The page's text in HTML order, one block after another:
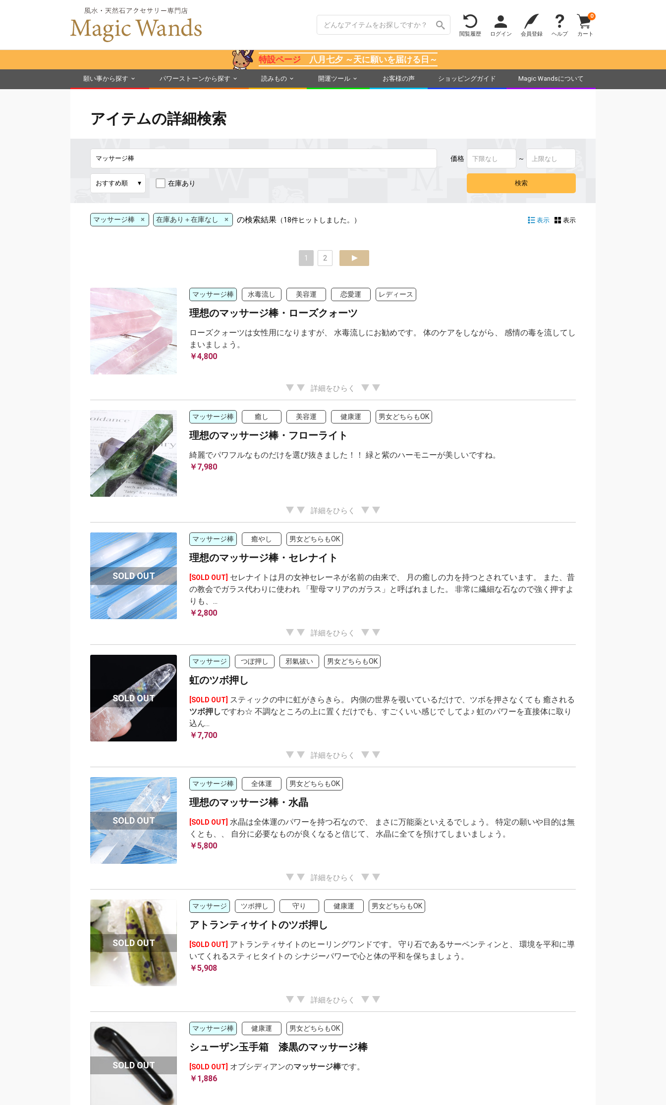
閲覧履歴 ログイン 会員登録 ヘルプ カート
0
特設ページ 八月七夕 ～天に願いを届ける日～
願い事から探す パワーストーンから探す 読みもの 開運ツール お客様の声 ショッピングガイド Magic Wandsについて
アイテムの詳細検索
価格 ～
在庫あり
マッサージ棒 × 在庫あり＋在庫なし × の検索結果 （18件ヒットしました。） 表示 表示
1 2 next
マッサージ棒 水毒流し 美容運 恋愛運 レディース
理想のマッサージ棒・ローズクォーツ
ローズクォーツは女性用になりますが、 水毒流しにお勧めです。 体のケアをしながら、 感情の毒を流してし
まいましょう。
￥4,800
詳細をひらく
マッサージ棒 癒し 美容運 健康運 男女どちらもOK
理想のマッサージ棒・フローライト
綺麗でパワフルなものだけを選び抜きました！！ 緑と紫のハーモニーが美しいですね。
￥7,980
詳細をひらく
マッサージ棒 癒やし 男女どちらもOK
理想のマッサージ棒・セレナイト
[SOLD OUT]
セレナイトは月の女神セレーネが名前の由来で、 月の癒しの力を持つとされています。 また、昔
の教会でガラス代わりに使われ 「聖母マリアのガラス」と呼ばれました。 非常に繊細な石なので強く押すよ
りも、...
￥2,800
詳細をひらく
マッサージ つぼ押し 邪氣祓い 男女どちらもOK
虹のツボ押し
[SOLD OUT]
スティックの中に虹がきらきら。 内側の世界を覗いているだけで、ツボを押さなくても 癒される
ツボ押しですわ☆ 不調なところの上に置くだけでも、すごくいい感じで してよ♪ 虹のパワーを直接体に取り
込ん...
￥7,700
詳細をひらく
マッサージ棒 全体運 男女どちらもOK
理想のマッサージ棒・水晶
[SOLD OUT] 水晶は全体運のパワーを持つ石なので、 まさに万能薬といえるでしょう。 特定の願いや目的は無
くとも、、 自分に必要なものが良くなると信じて、 水晶に全てを預けてしまいましょう。
￥5,800
詳細をひらく
マッサージ ツボ押し 守り 健康運 男女どちらもOK
アトランティサイトのツボ押し
[SOLD OUT]
アトランティサイトのヒーリングワンドです。 守り石であるサーペンティンと、 環境を平和に導
いてくれるスティヒタイトの シナジーパワーで心と体の平和を保ちましょう。
￥5,908
詳細をひらく
マッサージ棒 健康運 男女どちらもOK
シューザン玉手箱 漆黒のマッサージ棒
[SOLD OUT] オブシディアンのマッサージ棒です。
￥1,886